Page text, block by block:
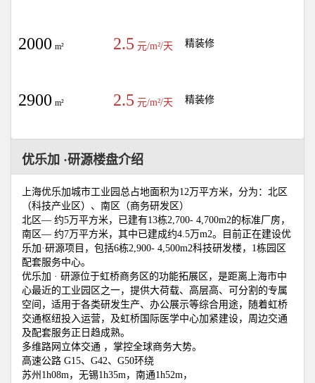
2000 m² 2.5 元/m²/天 精装修
2900 m² 2.5 元/m²/天 精装修
优乐加 ·研源楼盘介绍
上海优乐加城市工业园总占地面积为12万平方米，分为：北区
（科技产业区）、南区（商务研发区）
北区— 约5万平方米，已建有13栋2,700- 4,700m2的标准厂房，
南区— 约7万平方米，其中已建成约4.5万m2。目前正在建设优
乐加·研源项目，包括6栋2,900- 4,500m2科技研发楼，1栋园区
配套服务中心。
优乐加 · 研源位于虹桥商务区的功能拓展区，是距离上海市中
心最近的工业园区之一，提供大荷载、高层高、可分割的专属
空间，适用于各类研发生产、办公展示等综合用途，随着虹桥
交通枢纽投入运营，及虹桥国际医学中心加紧建设，周边交通
及配套服务正日趋成熟。
多维路网立体交通 ，掌控全球商务大势。
高速公路 G15、G42、G50环绕
苏州1h08m，无锡1h35m，南通1h52m，